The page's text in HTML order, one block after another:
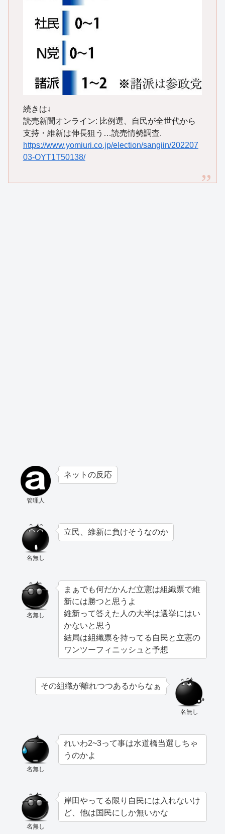
続きは↓
読売新聞オンライン: 比例選、自民が全世代から
支持・維新は伸長狙う…読売情勢調査.
https://www.yomiuri.co.jp/election/sangiin/202207
03-OYT1T50138/
管理人
ネットの反応
名無し
立民、維新に負けそうなのか
名無し
まぁでも何だかんだ立憲は組織票で維
新には勝つと思うよ
維新って答えた人の大半は選挙にはい
かないと思う
結局は組織票を持ってる自民と立憲の
ワンツーフィニッシュと予想
名無し
その組織が離れつつあるからなぁ
名無し
れいわ2~3って事は水道橋当選しちゃ
うのかよ
名無し
岸田やってる限り自民には入れないけ
ど、他は国民にしか無いかな